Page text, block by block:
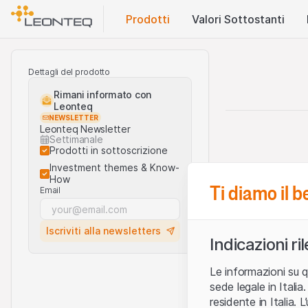
Prodotti Valori Sottostanti
Dettagli del prodotto
Rimani informato con
Leonteq
NEWSLETTER
Leonteq Newsletter
Settimanale
Prodotti in sottoscrizione
Investment themes & Know-
How
Email
Iscriviti alla newsletters
Ti diamo il
Indicazioni
Le informazioni su
sede legale in
residente in Italia.